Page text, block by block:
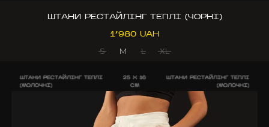
ШТАНИ РЕСТАЙЛІНГ ТЕПЛІ (ЧОРНІ)
1’980 UAH
S
M L XL
ШТАНИ РЕСТАЙЛІНГ ТЕПЛІ
(МОЛОЧНІ)
25 X 16
CM
ШТАНИ РЕСТАЙЛІНГ ТЕПЛІ
(МОЛОЧНІ)